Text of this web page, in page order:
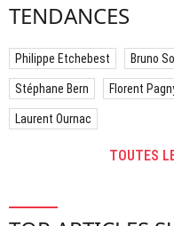
TENDANCES
Philippe Etchebest Bruno
Stéphane Bern Florent
Laurent Ournac
TOUTES